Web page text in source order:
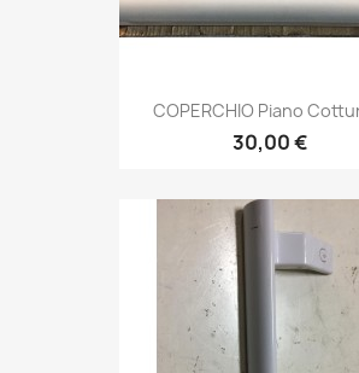
COPERCHIO Piano
30,00 €